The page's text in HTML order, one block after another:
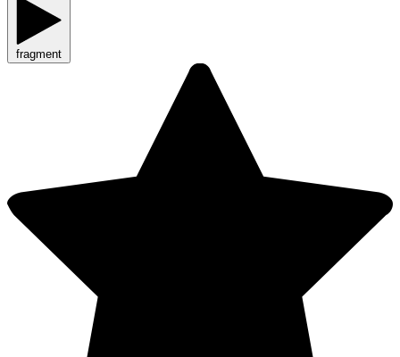
fragment